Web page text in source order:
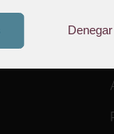
Denegar